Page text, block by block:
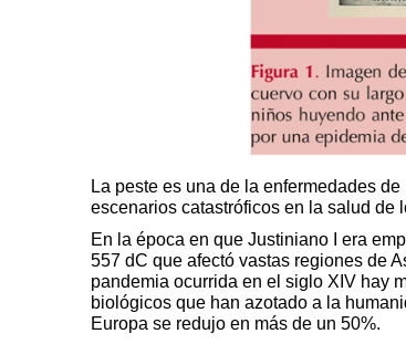
La peste es una de la enfermedades
escenarios catastróficos en la salud de
En la época en que Justiniano I era
557 dC que afectó vastas regiones de
pandemia ocurrida en el siglo XIV hay
biológicos que han azotado a la
Europa se redujo en más de un 50%.